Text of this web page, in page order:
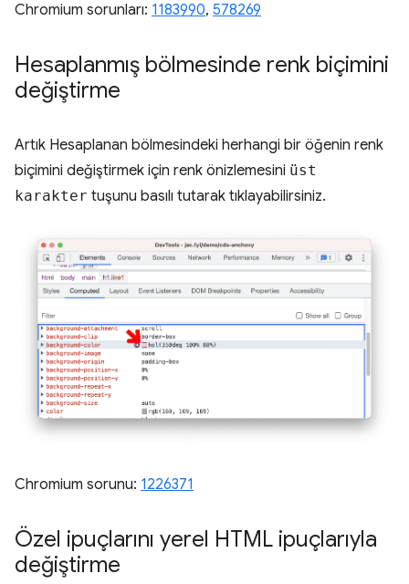
Chromium sorunları: 1183990, ​​ 578269
Hesaplanmış bölmesinde renk biçimini
değiştirme
Artık Hesaplanan bölmesindeki herhangi bir öğenin renk
biçimini değiştirmek için renk önizlemesini üst
karakter tuşunu basılı tutarak tıklayabilirsiniz.
Chromium sorunu: 1226371
Özel ipuçlarını yerel HTML ipuçlarıyla
değiştirme